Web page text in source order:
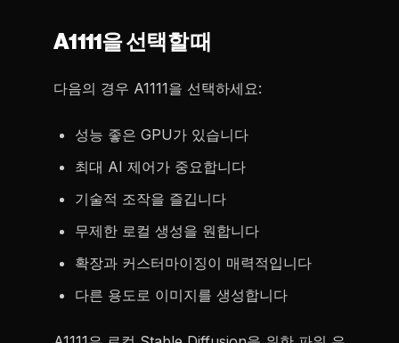
A1111을 선택할 때
다음의 경우 A1111을 선택하세요:
성능 좋은 GPU가 있습니다
최대 AI 제어가 중요합니다
기술적 조작을 즐깁니다
무제한 로컬 생성을 원합니다
확장과 커스터마이징이 매력적입니다
다른 용도로 이미지를 생성합니다